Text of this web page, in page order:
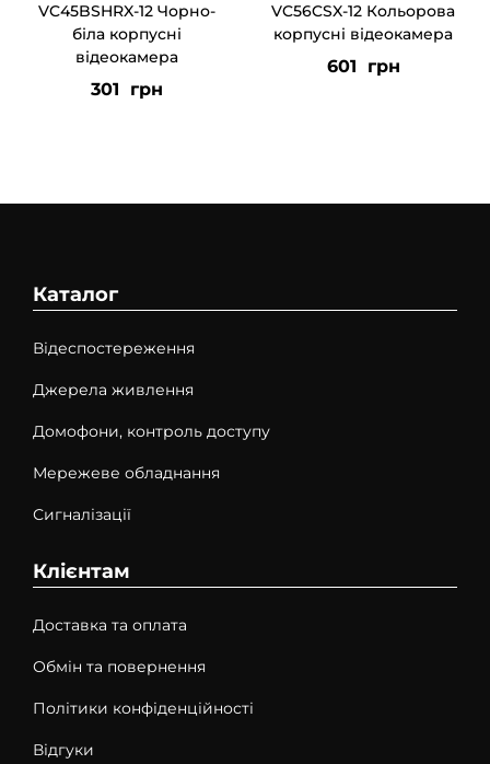
VC45BSHRX-12 Чорно-
біла корпусні
відеокамера
301 грн
VC56CSX-12 Кольорова
корпусні відеокамера
601 грн
Каталог
Відеспостереження
Джерела живлення
Домофони, контроль доступу
Мережеве обладнання
Сигналізації
Клієнтам
Доставка та оплата
Обмін та повернення
Політики конфіденційності
Відгуки